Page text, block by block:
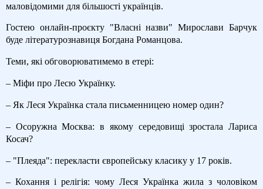
маловідомими для більшості українців.
Гостею онлайн-проєкту "Власні назви" Мирослави Барчук
буде літературознавиця Богдана Романцова.
Теми, які обговорюватимемо в етері:
– Міфи про Лесю Українку.
– Як Леся Українка стала письменницею номер один?
– Осоружна Москва: в якому середовищі зростала Лариса
Косач?
– "Плеяда": перекласти європейську класику у 17 років.
– Кохання і релігія: чому Леся Українка жила з чоловіком